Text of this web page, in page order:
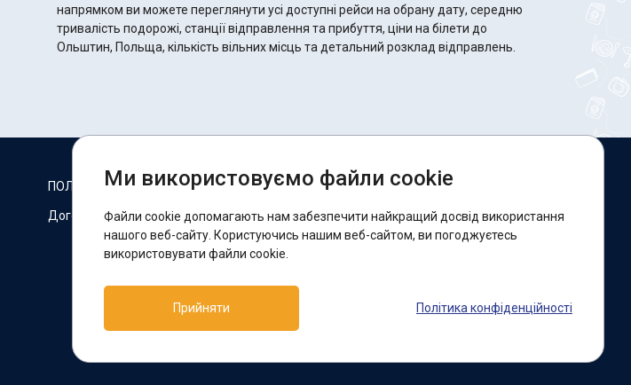
напрямком ви можете переглянути усі доступні рейси на обрану дату, середню
тривалість подорожі, станції відправлення та прибуття, ціни на білети до
Ольштин, Польща, кількість вільних місць та детальний розклад відправлень.
ПОЛІТИКА COOKIES
Договір оферти
Ми в соцмережах:
Facebook
Підтримка:
Telegram-бот
Ми використовуємо файли cookie
Файли cookie допомагають нам забезпечити найкращий досвід використання
нашого веб-сайту. Користуючись нашим веб-сайтом, ви погоджуєтесь
використовувати файли cookie.
Прийняти Політика конфіденційності